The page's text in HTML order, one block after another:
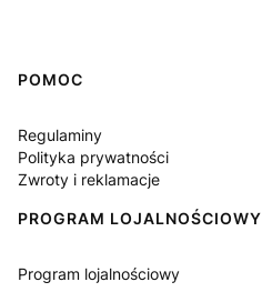
Linki w stopce
POMOC
Regulaminy
Polityka prywatności
Zwroty i reklamacje
PROGRAM LOJALNOŚCIOWY
Program lojalnościowy